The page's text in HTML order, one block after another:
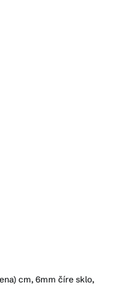
cm, 6mm číre sklo,